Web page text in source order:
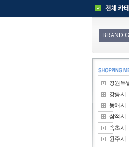
강원특
강릉시
동해시
삼척시
속초시
원주시